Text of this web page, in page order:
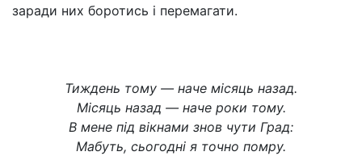
заради них боротись і перемагати.
Тиждень тому — наче місяць назад.
Місяць назад — наче роки тому.
В мене під вікнами знов чути Град:
Мабуть, сьогодні я точно помру.